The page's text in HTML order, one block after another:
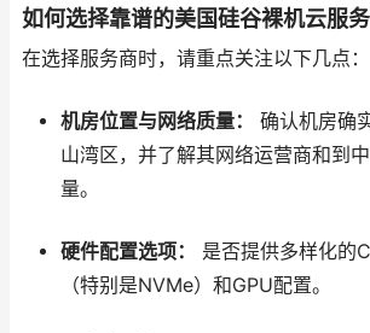
如何选择靠谱的美国硅谷裸机云服务
在选择服务商时，请重点关注以下几点：
机房位置与网络质量：
确认机房确
山湾区，并了解其网络运营商和到
量。
硬件配置选项：
是否提供多样化的
（特别是NVMe）和GPU配置。